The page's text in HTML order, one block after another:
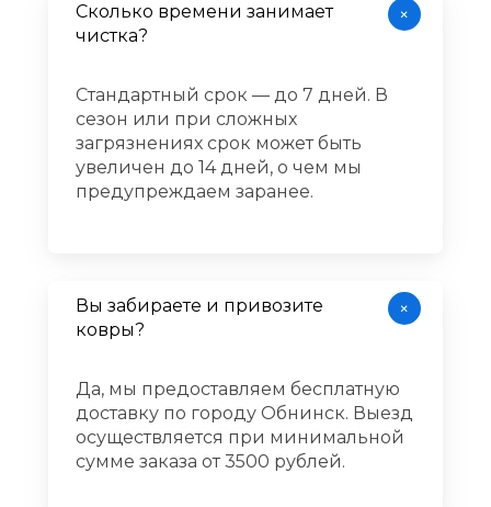
Сколько времени занимает
чистка?​​​​​​​
Стандартный срок — до 7 дней. В
сезон или при сложных
загрязнениях срок может быть
увеличен до 14 дней, о чем мы
предупреждаем заранее.​​​​​​​
+
Вы забираете и привозите
ковры?​​​​​​​
Да, мы предоставляем бесплатную
доставку по городу Обнинск. Выезд
осуществляется при минимальной
сумме заказа от 3500 рублей.​​​​​​​
+